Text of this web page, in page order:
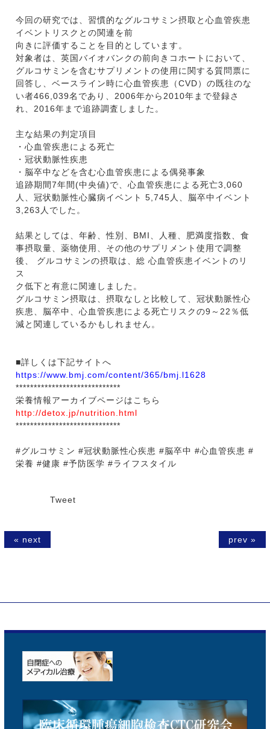
今回の研究では、習慣的なグルコサミン摂取と心血管疾患
イベントリスクとの関連を前
向きに評価することを目的としています。
対象者は、英国バイオバンクの前向きコホートにおいて、
グルコサミンを含むサプリメントの使用に関する質問票に
回答し、ベースライン時に心血管疾患（CVD）の既往のな
い者466,039名であり、2006年から2010年まで登録さ
れ、2016年まで追跡調査しました。
主な結果の判定項目
・心血管疾患による死亡
・冠状動脈性疾患
・脳卒中などを含む心血管疾患による偶発事象
追跡期間7年間(中央値)で、心血管疾患による死亡3,060
人、冠状動脈性心臓病イベント 5,745人、脳卒中イベント
3,263人でした。
結果としては、年齢、性別、BMI、人種、肥満度指数、食
事摂取量、薬物使用、その他のサプリメント使用で調整
後、 グルコサミンの摂取は、総 心血管疾患イベントのリ
ス
ク低下と有意に関連しました。
グルコサミン摂取は、摂取なしと比較して、冠状動脈性心
疾患、脳卒中、心血管疾患による死亡リスクの9～22％低
減と関連しているかもしれません。
■詳しくは下記サイトへ
https://www.bmj.com/content/365/bmj.l1628
*****************************
栄養情報アーカイブページはこちら
http://detox.jp/nutrition.html
*****************************
#グルコサミン #冠状動脈性心疾患 #脳卒中 #心血管疾患 #
栄養 #健康 #予防医学 #ライフスタイル
Tweet
« next prev »